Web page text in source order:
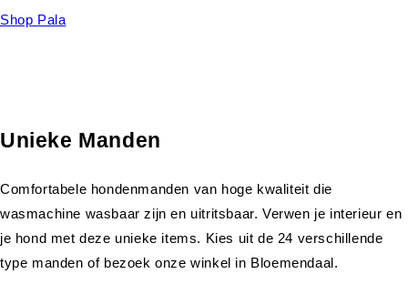
Shop Pala
Unieke Manden
Comfortabele hondenmanden van hoge kwaliteit die
wasmachine wasbaar zijn en uitritsbaar. Verwen je interieur en
je hond met deze unieke items. Kies uit de 24 verschillende
type manden of bezoek onze winkel in Bloemendaal.